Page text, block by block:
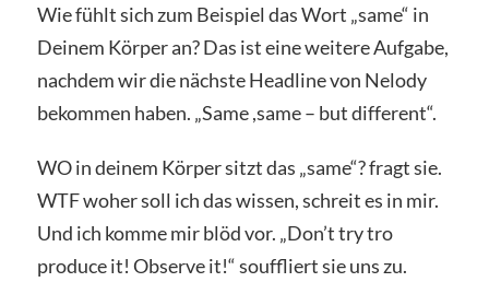
Wie fühlt sich zum Beispiel das Wort „same“ in
Deinem Körper an? Das ist eine weitere Aufgabe,
nachdem wir die nächste Headline von Nelody
bekommen haben. „Same ,same – but different“.
WO in deinem Körper sitzt das „same“? fragt sie.
WTF woher soll ich das wissen, schreit es in mir.
Und ich komme mir blöd vor. „Don’t try tro
produce it! Observe it!“ souffliert sie uns zu.